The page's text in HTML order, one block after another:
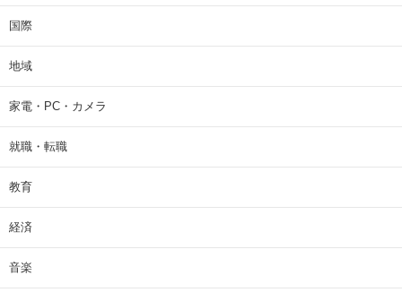
国際
地域
家電・PC・カメラ
就職・転職
教育
経済
音楽